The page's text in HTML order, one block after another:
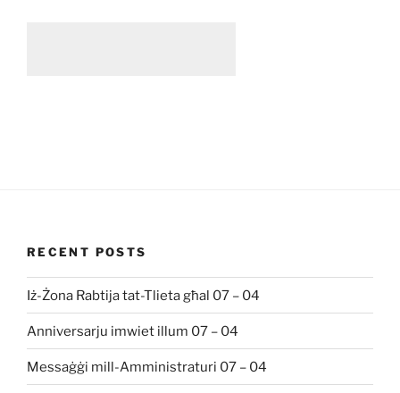
RECENT POSTS
Iż-Żona Rabtija tat-Tlieta għal 07 – 04
Anniversarju imwiet illum 07 – 04
Messaġġi mill-Amministraturi 07 – 04